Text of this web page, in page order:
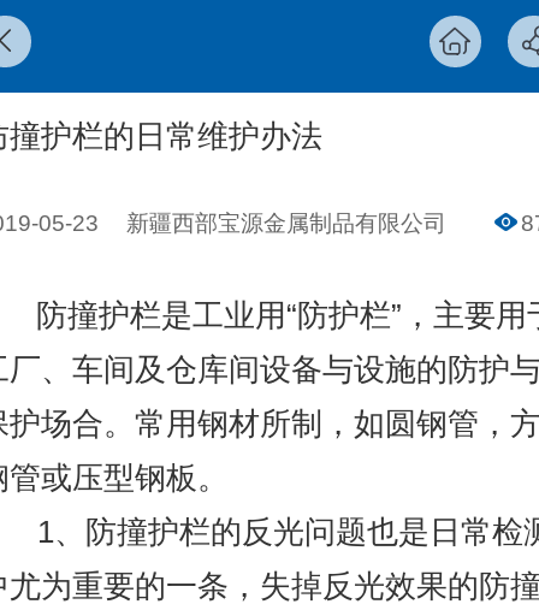
撞护栏的日常维护办法
05-23 新疆西部宝源金属制品有限公司
防撞护栏是工业用“防护栏”，主要用
厂、车间及仓库间设备与设施的防护与
护场合。常用钢材所制，如圆钢管，方
管或压型钢板。
防撞护栏的反光问题也是日常检
尤为重要的一条，失掉反光效果的防撞